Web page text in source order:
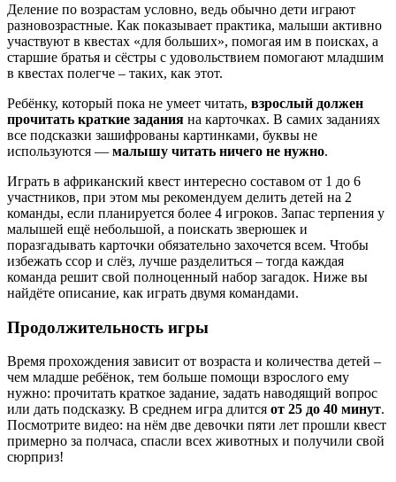
Деление по возрастам условно, ведь обычно дети играют
разновозрастные. Как показывает практика, малыши активно
участвуют в квестах «для больших», помогая им в поисках, а
старшие братья и сёстры с удовольствием помогают младшим
в квестах полегче – таких, как этот.
Ребёнку, который пока не умеет читать, взрослый должен
прочитать краткие задания на карточках. В самих заданиях
все подсказки зашифрованы картинками, буквы не
используются — малышу читать ничего не нужно.
Играть в африканский квест интересно составом от 1 до 6
участников, при этом мы рекомендуем делить детей на 2
команды, если планируется более 4 игроков. Запас терпения у
малышей ещё небольшой, а поискать зверюшек и
поразгадывать карточки обязательно захочется всем. Чтобы
избежать ссор и слёз, лучше разделиться – тогда каждая
команда решит свой полноценный набор загадок. Ниже вы
найдёте описание, как играть двумя командами.
Продолжительность игры
Время прохождения зависит от возраста и количества детей –
чем младше ребёнок, тем больше помощи взрослого ему
нужно: прочитать краткое задание, задать наводящий вопрос
или дать подсказку. В среднем игра длится от 25 до 40 минут.
Посмотрите видео: на нём две девочки пяти лет прошли квест
примерно за полчаса, спасли всех животных и получили свой
сюрприз!